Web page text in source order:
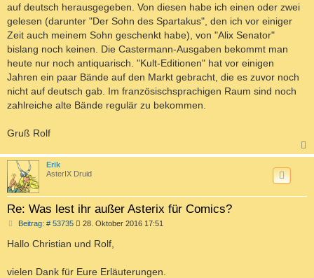
auf deutsch herausgegeben. Von diesen habe ich einen oder zwei
gelesen (darunter "Der Sohn des Spartakus", den ich vor einiger
Zeit auch meinem Sohn geschenkt habe), von "Alix Senator"
bislang noch keinen. Die Castermann-Ausgaben bekommt man
heute nur noch antiquarisch. "Kult-Editionen" hat vor einigen
Jahren ein paar Bände auf den Markt gebracht, die es zuvor noch
nicht auf deutsch gab. Im französischsprachigen Raum sind noch
zahlreiche alte Bände regulär zu bekommen.
Gruß Rolf
a
Erik
AsterIX Druid
Re: Was lest ihr außer Asterix für Comics?
Beitrag: # 53735B 28. Oktober 2016 17:51
Hallo Christian und Rolf,
vielen Dank für Eure Erläuterungen.